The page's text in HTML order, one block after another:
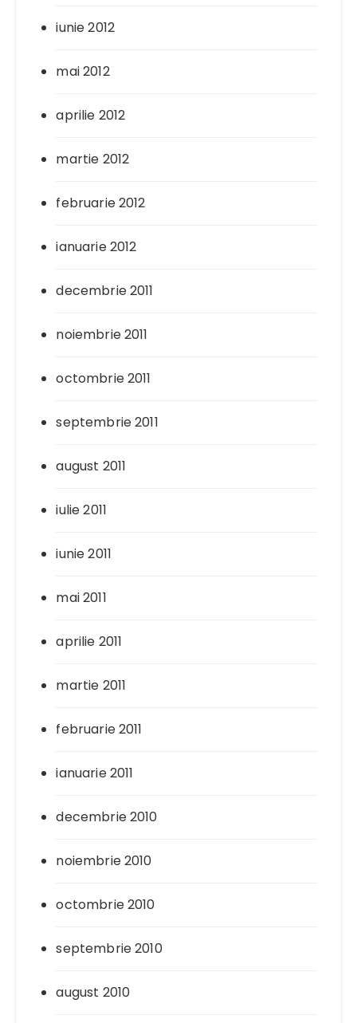
iunie 2012
mai 2012
aprilie 2012
martie 2012
februarie 2012
ianuarie 2012
decembrie 2011
noiembrie 2011
octombrie 2011
septembrie 2011
august 2011
iulie 2011
iunie 2011
mai 2011
aprilie 2011
martie 2011
februarie 2011
ianuarie 2011
decembrie 2010
noiembrie 2010
octombrie 2010
septembrie 2010
august 2010